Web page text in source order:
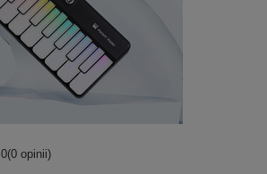
0(0 opinii)